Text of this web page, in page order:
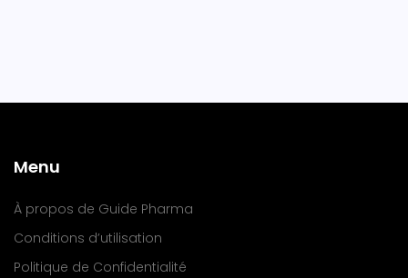
Menu
À propos de Guide Pharma
Conditions d’utilisation
Politique de Confidentialité